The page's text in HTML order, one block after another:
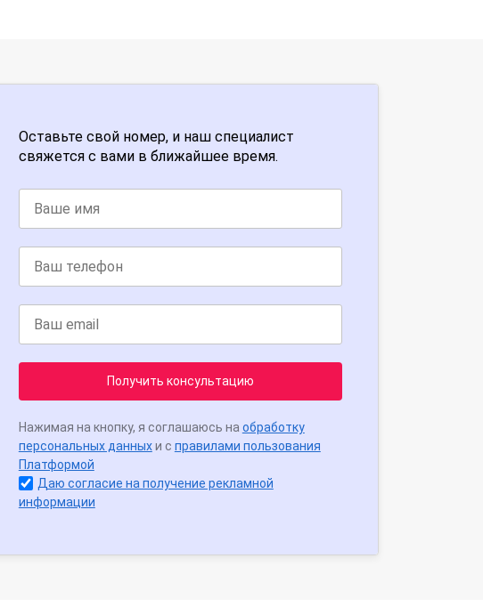
Оставьте свой номер, и наш специалист
свяжется с вами в ближайшее время.
Получить консультацию
Нажимая на кнопку, я соглашаюсь на обработку
персональных данныхи с правилами пользования
Платформой
Даю согласие на получение рекламной
информации